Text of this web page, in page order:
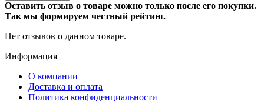
Оставить отзыв о товаре можно только после его покупки.
Так мы формируем честный рейтинг.
Нет отзывов о данном товаре.
Информация
О компании
Доставка и оплата
Политика конфиденциальности